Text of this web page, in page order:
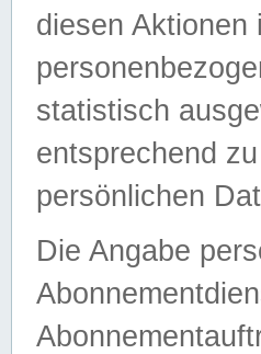
diesen
statistisch
entsprechend
persönlichen
Die Angabe